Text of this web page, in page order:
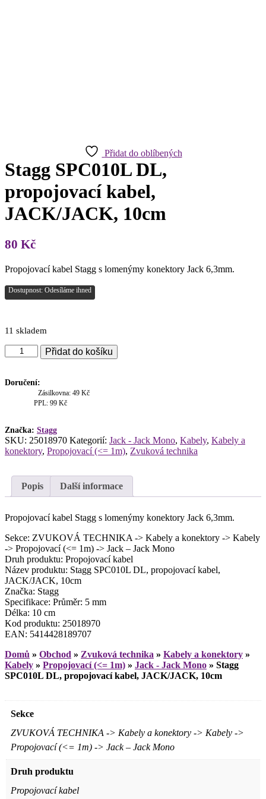
Přidat do oblíbených
Stagg SPC010L DL,
propojovací kabel,
JACK/JACK, 10cm
80 Kč
Propojovací kabel Stagg s lomenýmy konektory Jack 6,3mm.
Dostupnost: Odesíláme ihned
11 skladem
Stagg
SPC010L
propojovací
JACK/JACK,
Přidat do košíku
Doručení:
Zásilkovna: 49 Kč
PPL: 99 Kč
Značka: Stagg
SKU: 25018970 Kategorií: Jack - Jack Mono, Kabely, Kabely a
konektory, Propojovací (<= 1m), Zvuková technika
Popis Další informace
Propojovací kabel Stagg s lomenýmy konektory Jack 6,3mm.
Sekce: ZVUKOVÁ TECHNIKA -> Kabely a konektory -> Kabely
-> Propojovací (<= 1m) -> Jack – Jack Mono
Druh produktu: Propojovací kabel
Název produktu: Stagg SPC010L DL, propojovací kabel,
JACK/JACK, 10cm
Značka: Stagg
Specifikace: Průměr: 5 mm
Délka: 10 cm
Kod produktu: 25018970
EAN: 5414428189707
Domů » Obchod » Zvuková technika » Kabely a konektory »
Kabely » Propojovací (<= 1m) » Jack - Jack Mono » Stagg
SPC010L DL, propojovací kabel, JACK/JACK, 10cm
Sekce
ZVUKOVÁ TECHNIKA -> Kabely a konektory -> Kabely ->
Propojovací (<= 1m) -> Jack – Jack Mono
Druh produktu
Propojovací kabel